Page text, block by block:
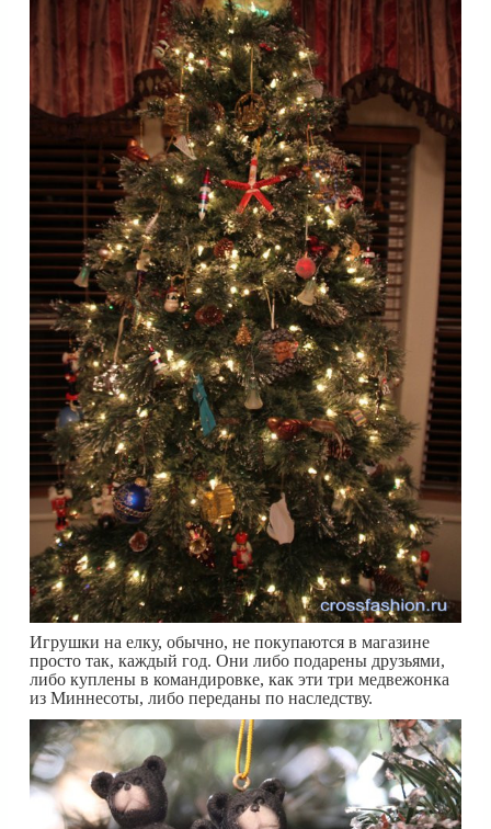
Игрушки на елку, обычно, не покупаются в магазине
просто так, каждый год. Они либо подарены друзьями,
либо куплены в командировке, как эти три медвежонка
из Миннесоты, либо переданы по наследству.